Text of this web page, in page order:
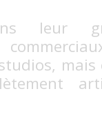
leur